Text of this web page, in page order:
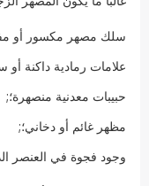
سلك مصهر مكسور أو
علامات رمادية داكنة أو
حبيبات معدنية منصهرة؛;
مظهر غائم أو دخاني؛;
وجود فجوة في العنصر